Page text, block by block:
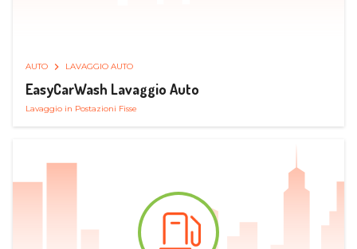
AUTO LAVAGGIO AUTO
EasyCarWash Lavaggio Auto
Lavaggio in Postazioni Fisse